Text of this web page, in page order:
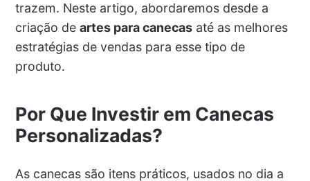
trazem. Neste artigo, abordaremos desde a
criação de artes para canecasaté as melhores
estratégias de vendas para esse tipo de
produto.
Por Que Investir em Canecas
Personalizadas?
As canecas são itens práticos, usados no dia a